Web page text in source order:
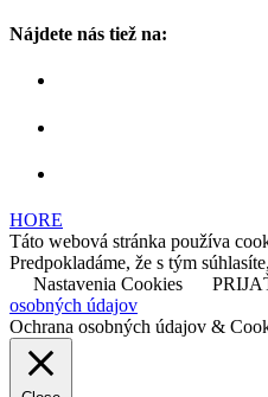
Nájdete nás tiež na:
HORE
Táto webová stránka používa
Predpokladáme, že s tým
Nastavenia Cookies
osobných údajov
Ochrana osobných údajov &